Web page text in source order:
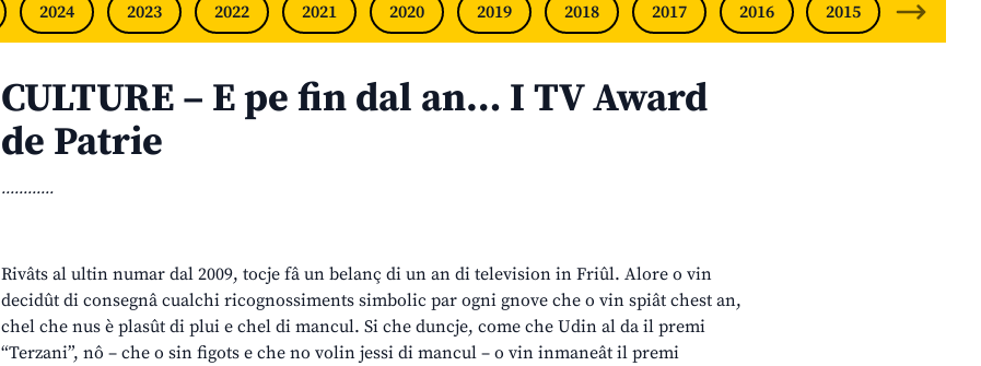
2024 2023 2022 2021 2020 2019 2018 2017 2016 2015 2014
CULTURE – E pe fin dal an… I TV Award
de Patrie
............
Rivâts al ultin numar dal 2009, tocje fâ un belanç di un an di television in Friûl. Alore o vin
decidût di consegnâ cualchi ricognossiments simbolic par ogni gnove che o vin spiât chest an,
chel che nus è plasût di plui e chel di mancul. Si che duncje, come che Udin al da il premi
“Terzani”, nô – che o sin figots e che no volin jessi di mancul – o vin inmaneât il premi